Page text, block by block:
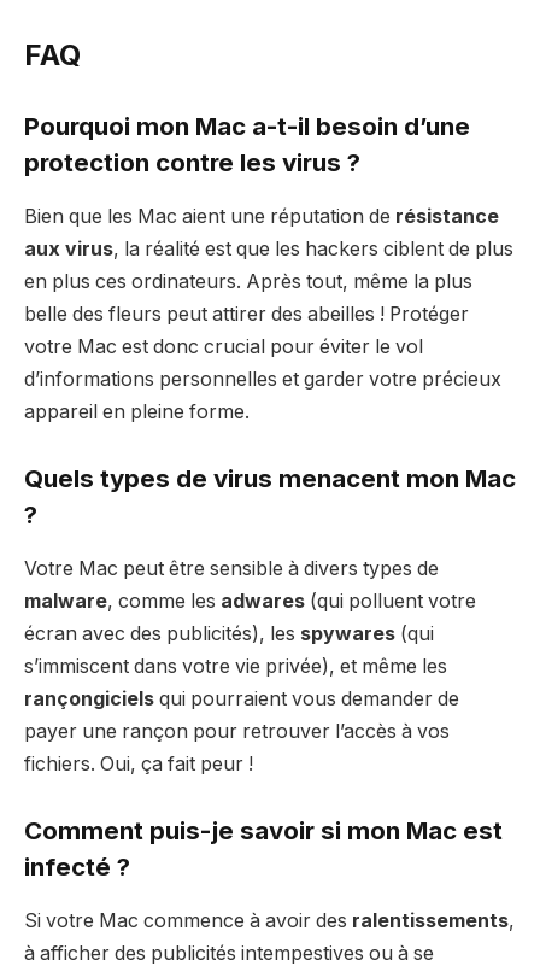
FAQ
Pourquoi mon Mac a-t-il besoin d’une
protection contre les virus ?
Bien que les Mac aient une réputation de résistance
aux virus, la réalité est que les hackers ciblent de plus
en plus ces ordinateurs. Après tout, même la plus
belle des fleurs peut attirer des abeilles ! Protéger
votre Mac est donc crucial pour éviter le vol
d’informations personnelles et garder votre précieux
appareil en pleine forme.
Quels types de virus menacent mon Mac
?
Votre Mac peut être sensible à divers types de
malware, comme les adwares (qui polluent votre
écran avec des publicités), les spywares (qui
s’immiscent dans votre vie privée), et même les
rançongiciels qui pourraient vous demander de
payer une rançon pour retrouver l’accès à vos
fichiers. Oui, ça fait peur !
Comment puis-je savoir si mon Mac est
infecté ?
Si votre Mac commence à avoir des ralentissements,
à afficher des publicités intempestives ou à se